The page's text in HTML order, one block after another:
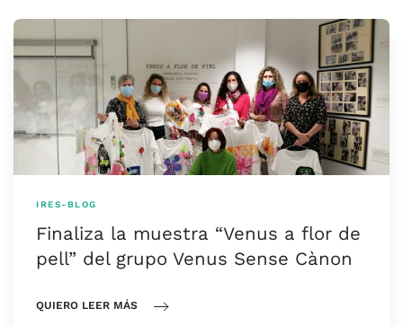
IRES-BLOG
Finaliza la muestra “Venus a flor de
pell” del grupo Venus Sense Cànon
QUIERO LEER MÁS